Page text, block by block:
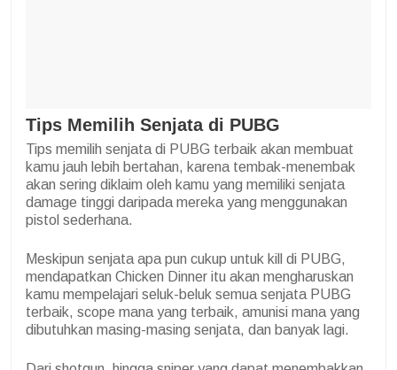
Tips Memilih Senjata di PUBG
Tips memilih senjata di PUBG terbaik akan membuat
kamu jauh lebih bertahan, karena tembak-menembak
akan sering diklaim oleh kamu yang memiliki senjata
damage tinggi daripada mereka yang menggunakan
pistol sederhana.
Meskipun senjata apa pun cukup untuk kill di PUBG,
mendapatkan Chicken Dinner itu akan mengharuskan
kamu mempelajari seluk-beluk semua senjata PUBG
terbaik, scope mana yang terbaik, amunisi mana yang
dibutuhkan masing-masing senjata, dan banyak lagi.